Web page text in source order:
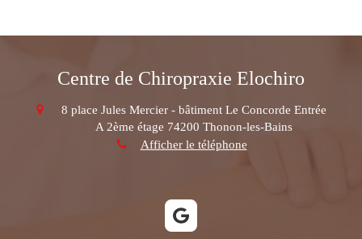
Centre de Chiropraxie Elochiro
8 place Jules Mercier - bâtiment Le Concorde Entrée
A 2ème étage 74200 Thonon-les-Bains
Afficher le téléphone